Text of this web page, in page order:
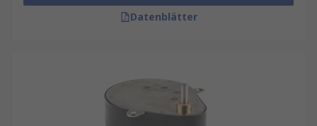
eingesetzt werden.
Datenblätter